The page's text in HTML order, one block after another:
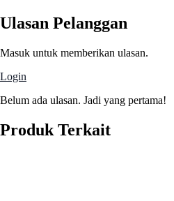
Ulasan Pelanggan
Masuk untuk memberikan ulasan.
Login
Belum ada ulasan. Jadi yang pertama!
Produk Terkait